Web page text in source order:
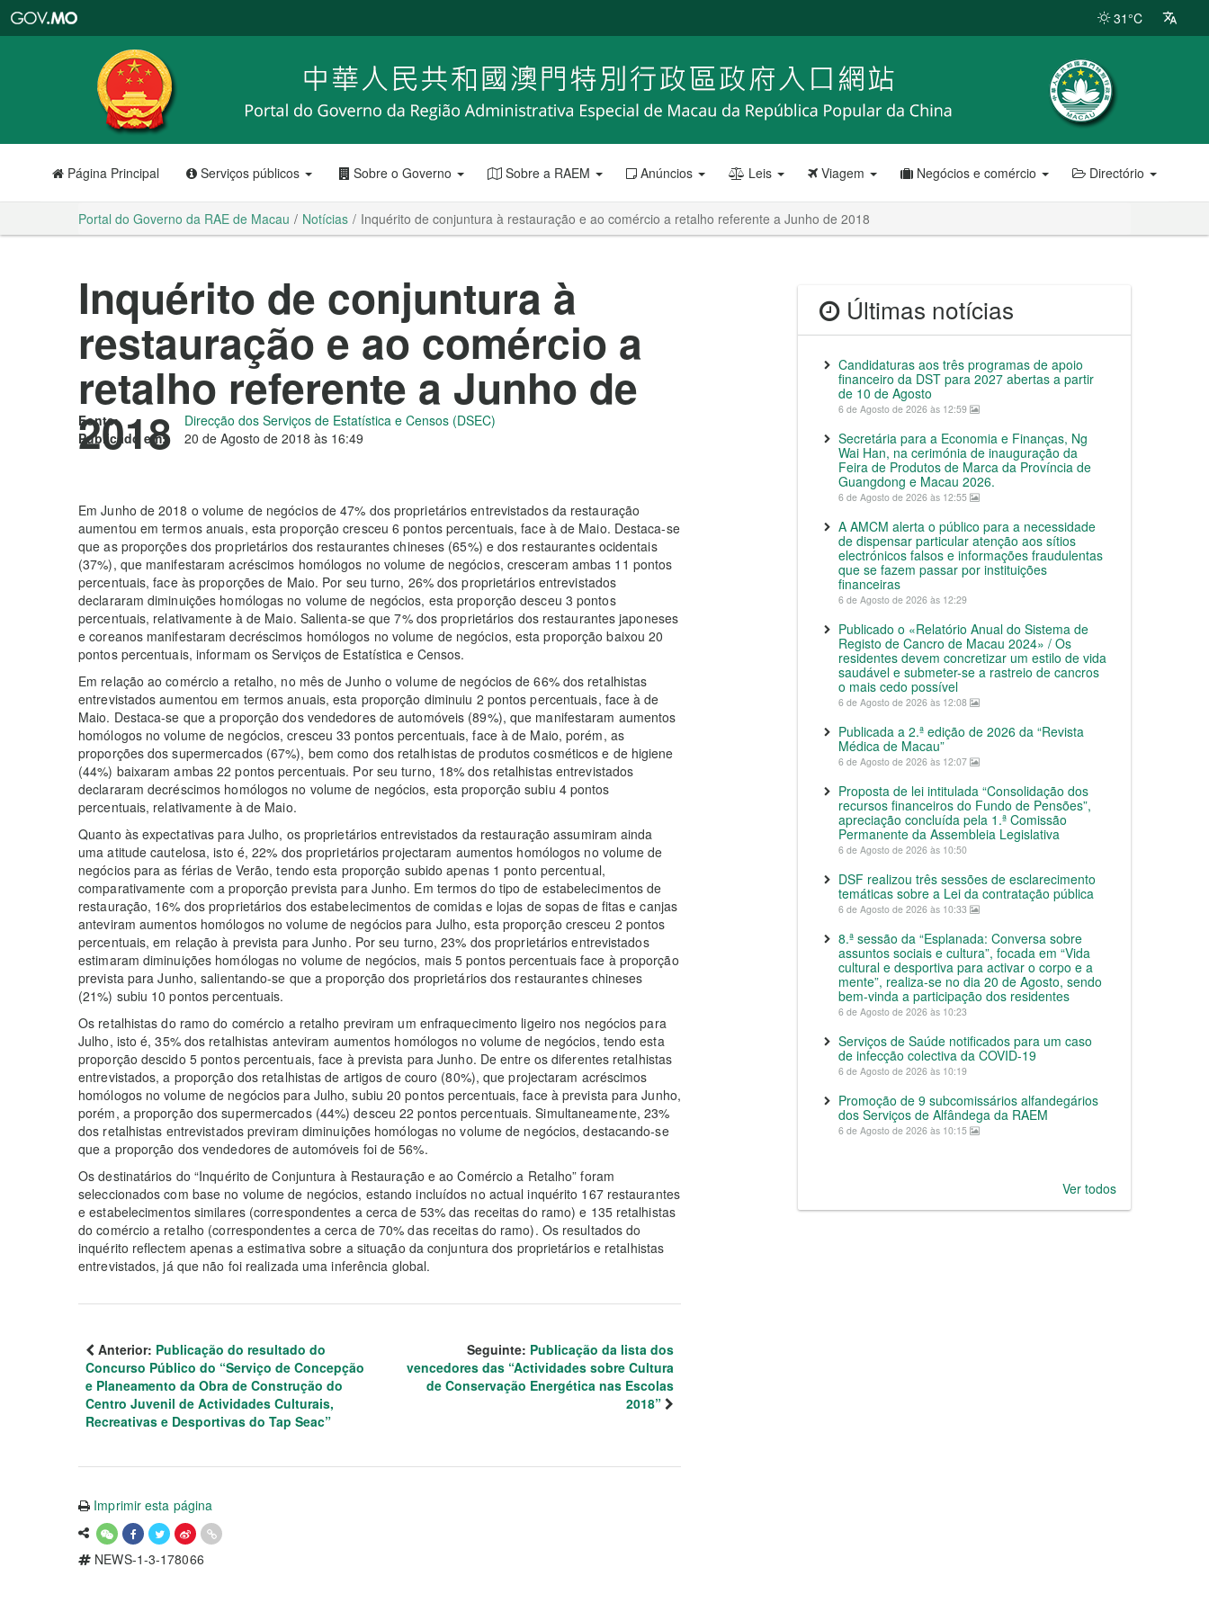
RAE
de
Macau
31°C
Página Principal Serviços públicos Sobre o Governo Sobre a RAEM Anúncios Leis Viagem Negócios e comércio Directório
Portal do Governo da RAE de Macau Notícias Inquérito de conjuntura à restauração e ao comércio a retalho referente a Junho de 2018
Inquérito de conjuntura à
restauração e ao comércio a
retalho referente a Junho de
2018
Fonte:
Direcção dos Serviços de Estatística e Censos (DSEC)
Publicado em:
20 de Agosto de 2018 às 16:49
Em Junho de 2018 o volume de negócios de 47% dos proprietários entrevistados da restauração
aumentou em termos anuais, esta proporção cresceu 6 pontos percentuais, face à de Maio. Destaca-se
que as proporções dos proprietários dos restaurantes chineses (65%) e dos restaurantes ocidentais
(37%), que manifestaram acréscimos homólogos no volume de negócios, cresceram ambas 11 pontos
percentuais, face às proporções de Maio. Por seu turno, 26% dos proprietários entrevistados
declararam diminuições homólogas no volume de negócios, esta proporção desceu 3 pontos
percentuais, relativamente à de Maio. Salienta-se que 7% dos proprietários dos restaurantes japoneses
e coreanos manifestaram decréscimos homólogos no volume de negócios, esta proporção baixou 20
pontos percentuais, informam os Serviços de Estatística e Censos.
Em relação ao comércio a retalho, no mês de Junho o volume de negócios de 66% dos retalhistas
entrevistados aumentou em termos anuais, esta proporção diminuiu 2 pontos percentuais, face à de
Maio. Destaca-se que a proporção dos vendedores de automóveis (89%), que manifestaram aumentos
homólogos no volume de negócios, cresceu 33 pontos percentuais, face à de Maio, porém, as
proporções dos supermercados (67%), bem como dos retalhistas de produtos cosméticos e de higiene
(44%) baixaram ambas 22 pontos percentuais. Por seu turno, 18% dos retalhistas entrevistados
declararam decréscimos homólogos no volume de negócios, esta proporção subiu 4 pontos
percentuais, relativamente à de Maio.
Quanto às expectativas para Julho, os proprietários entrevistados da restauração assumiram ainda
uma atitude cautelosa, isto é, 22% dos proprietários projectaram aumentos homólogos no volume de
negócios para as férias de Verão, tendo esta proporção subido apenas 1 ponto percentual,
comparativamente com a proporção prevista para Junho. Em termos do tipo de estabelecimentos de
restauração, 16% dos proprietários dos estabelecimentos de comidas e lojas de sopas de fitas e canjas
anteviram aumentos homólogos no volume de negócios para Julho, esta proporção cresceu 2 pontos
percentuais, em relação à prevista para Junho. Por seu turno, 23% dos proprietários entrevistados
estimaram diminuições homólogas no volume de negócios, mais 5 pontos percentuais face à proporção
prevista para Junho, salientando-se que a proporção dos proprietários dos restaurantes chineses
(21%) subiu 10 pontos percentuais.
Os retalhistas do ramo do comércio a retalho previram um enfraquecimento ligeiro nos negócios para
Julho, isto é, 35% dos retalhistas anteviram aumentos homólogos no volume de negócios, tendo esta
proporção descido 5 pontos percentuais, face à prevista para Junho. De entre os diferentes retalhistas
entrevistados, a proporção dos retalhistas de artigos de couro (80%), que projectaram acréscimos
homólogos no volume de negócios para Julho, subiu 20 pontos percentuais, face à prevista para Junho,
porém, a proporção dos supermercados (44%) desceu 22 pontos percentuais. Simultaneamente, 23%
dos retalhistas entrevistados previram diminuições homólogas no volume de negócios, destacando-se
que a proporção dos vendedores de automóveis foi de 56%.
Os destinatários do “Inquérito de Conjuntura à Restauração e ao Comércio a Retalho” foram
seleccionados com base no volume de negócios, estando incluídos no actual inquérito 167 restaurantes
e estabelecimentos similares (correspondentes a cerca de 53% das receitas do ramo) e 135 retalhistas
do comércio a retalho (correspondentes a cerca de 70% das receitas do ramo). Os resultados do
inquérito reflectem apenas a estimativa sobre a situação da conjuntura dos proprietários e retalhistas
entrevistados, já que não foi realizada uma inferência global.
Anterior: Publicação do resultado do
Concurso Público do “Serviço de Concepção
e Planeamento da Obra de Construção do
Centro Juvenil de Actividades Culturais,
Recreativas e Desportivas do Tap Seac”
Seguinte: Publicação da lista dos
vencedores das “Actividades sobre Cultura
de Conservação Energética nas Escolas
2018”
Imprimir esta página
NEWS-1-3-178066
Últimas notícias
Candidaturas aos três programas de apoio
financeiro da DST para 2027 abertas a partir
de 10 de Agosto
6 de Agosto de 2026 às 12:59
Secretária para a Economia e Finanças, Ng
Wai Han, na cerimónia de inauguração da
Feira de Produtos de Marca da Província de
Guangdong e Macau 2026.
6 de Agosto de 2026 às 12:55
A AMCM alerta o público para a necessidade
de dispensar particular atenção aos sítios
electrónicos falsos e informações fraudulentas
que se fazem passar por instituições
financeiras
6 de Agosto de 2026 às 12:29
Publicado o «Relatório Anual do Sistema de
Registo de Cancro de Macau 2024» / Os
residentes devem concretizar um estilo de vida
saudável e submeter-se a rastreio de cancros
o mais cedo possível
6 de Agosto de 2026 às 12:08
Publicada a 2.ª edição de 2026 da “Revista
Médica de Macau”
6 de Agosto de 2026 às 12:07
Proposta de lei intitulada “Consolidação dos
recursos financeiros do Fundo de Pensões”,
apreciação concluída pela 1.ª Comissão
Permanente da Assembleia Legislativa
6 de Agosto de 2026 às 10:50
DSF realizou três sessões de esclarecimento
temáticas sobre a Lei da contratação pública
6 de Agosto de 2026 às 10:33
8.ª sessão da “Esplanada: Conversa sobre
assuntos sociais e cultura”, focada em “Vida
cultural e desportiva para activar o corpo e a
mente”, realiza-se no dia 20 de Agosto, sendo
bem-vinda a participação dos residentes
6 de Agosto de 2026 às 10:23
Serviços de Saúde notificados para um caso
de infecção colectiva da COVID-19
6 de Agosto de 2026 às 10:19
Promoção de 9 subcomissários alfandegários
dos Serviços de Alfândega da RAEM
6 de Agosto de 2026 às 10:15
Ver todos